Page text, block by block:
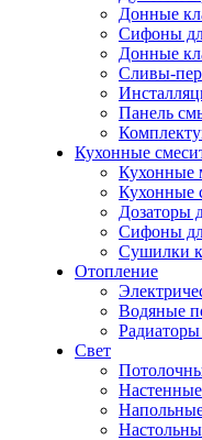
Донные
Сифоны
Донные
Сливы-
Панель
Кухонные
Кухонные
Кухонные
Дозаторы
Сифоны
Сушилки
Отопление
Водяные
Свет